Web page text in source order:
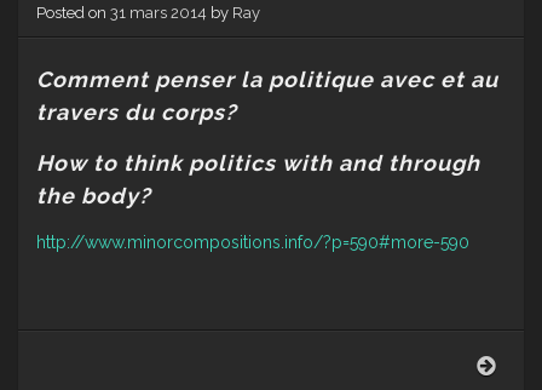
Posted on 31 mars 2014 by Ray
Comment penser la politique avec et au
travers du corps?
How to think politics with and through
the body?
http://www.minorcompositions.info/?p=590#more-590